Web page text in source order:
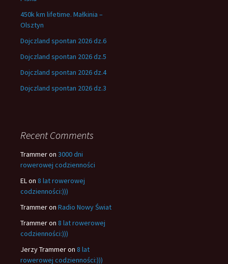
450k km lifetime. Małkinia –
Olsztyn
Dojczland spontan 2026 dz.6
Dojczland spontan 2026 dz.5
Dojczland spontan 2026 dz.4
Dojczland spontan 2026 dz.3
Recent Comments
Trammeron 3000 dni
rowerowej codzienności
ELon 8 lat rowerowej
codzienności:)))
Trammeron Radio Nowy Świat
Trammeron 8 lat rowerowej
codzienności:)))
Jerzy Trammeron 8 lat
rowerowej codzienności:)))